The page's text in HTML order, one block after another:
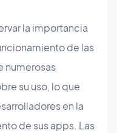
la importancia
de las
numerosas
su uso, lo que
en la
de sus apps. Las